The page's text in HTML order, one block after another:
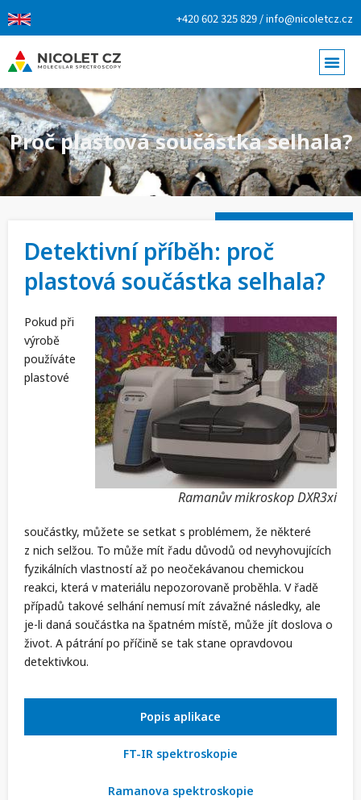
+420 602 325 829 / info@nicoletcz.cz
Proč plastová součástka selhala?
Detektivní příběh: proč
plastová součástka selhala?
Ramanův mikroskop DXR3xi
Pokud při
výrobě
používáte
plastové
součástky, můžete se setkat s problémem, že některé
z nich selžou. To může mít řadu důvodů od nevyhovujících
fyzikálních vlastností až po neočekávanou chemickou
reakci, která v materiálu nepozorovaně proběhla. V řadě
případů takové selhání nemusí mít závažné následky, ale
je-li daná součástka na špatném místě, může jít doslova o
život. A pátrání po příčině se tak stane opravdovou
detektivkou.
Popis aplikace
FT-IR spektroskopie
Ramanova spektroskopie